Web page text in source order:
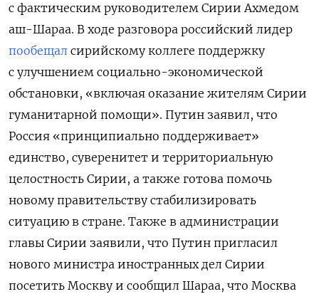
с фактическим руководителем Сирии Ахмедом
аш-Шараа. В ходе разговора российский лидер
пообещал сирийскому коллеге поддержку
с улучшением социально-экономической
обстановки, «включая оказание жителям Сирии
гуманитарной помощи». Путин заявил, что
Россия «принципиально поддерживает»
единство, суверенитет и территориальную
целостность Сирии, а также готова помочь
новому правительству стабилизировать
ситуацию в стране. Также в администрации
главы Сирии заявили, что Путин пригласил
нового министра иностранных дел Сирии
посетить Москву и сообщил Шараа, что Москва